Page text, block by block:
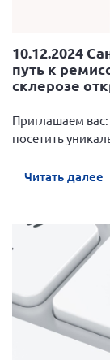
10.12.2024
путь к
склерозе
Приглашаем
посетить
Читать далее